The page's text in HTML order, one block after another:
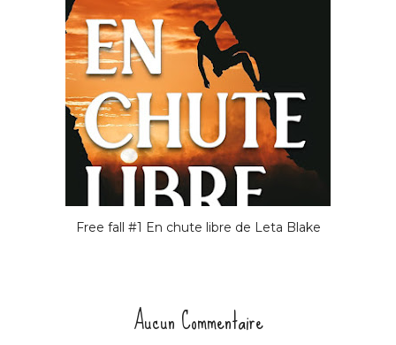
Free fall #1 En chute libre de Leta Blake
Aucun Commentaire